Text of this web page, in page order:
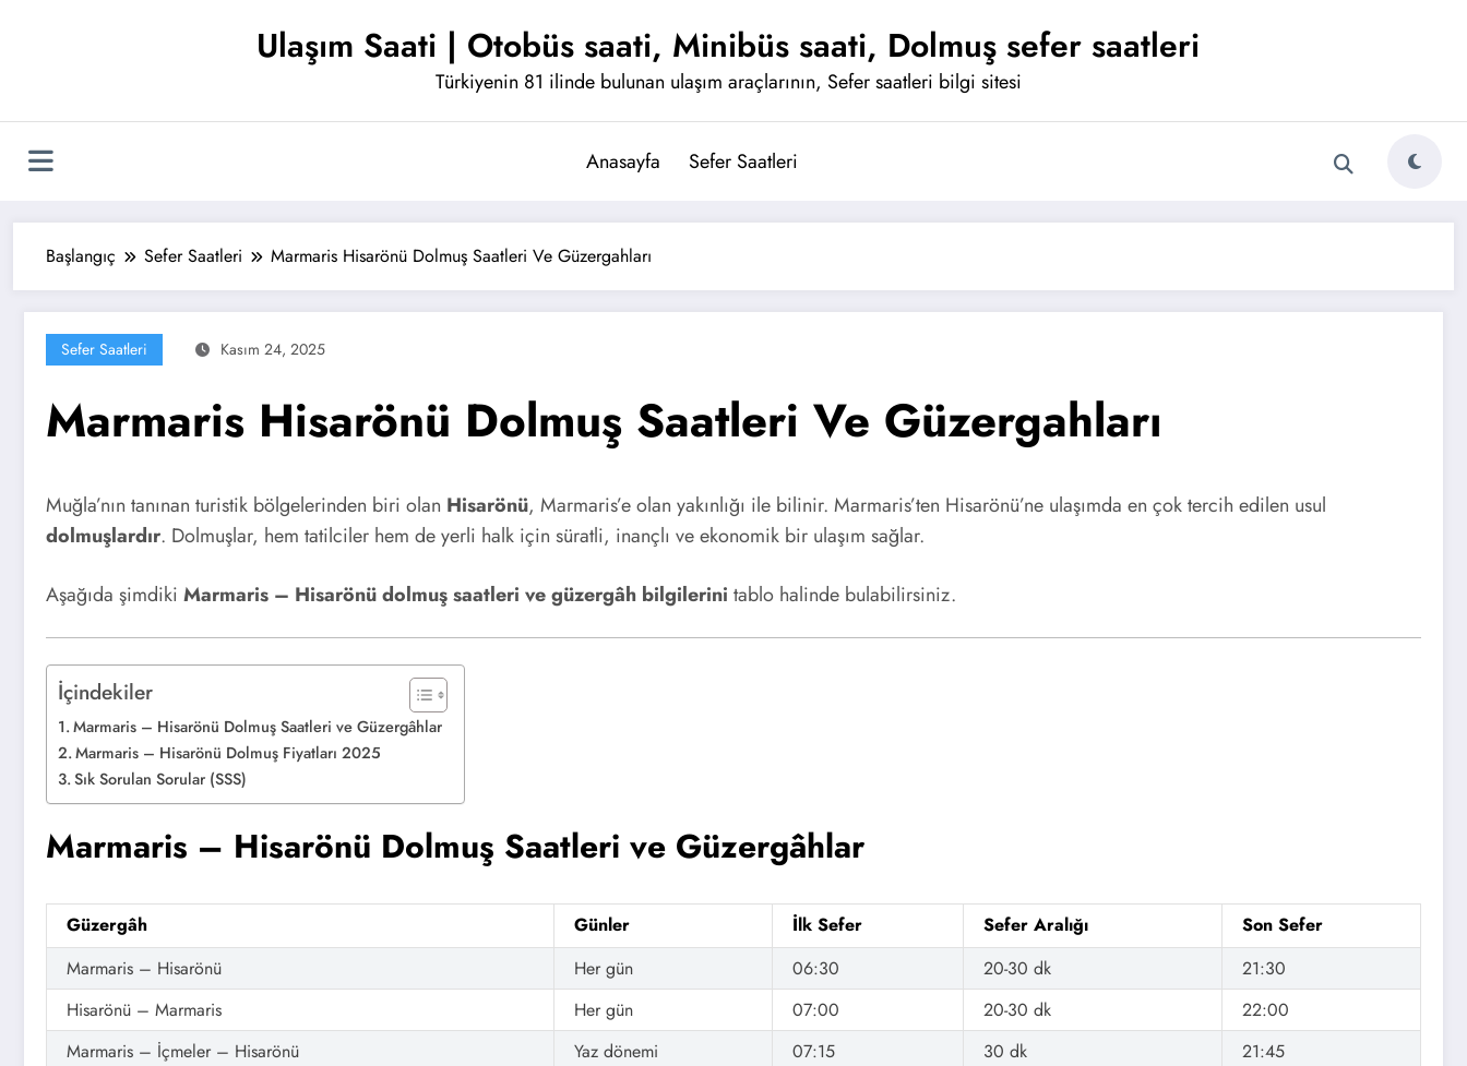
Ulaşım Saati | Otobüs saati, Minibüs saati, Dolmuş sefer saatleri
Türkiyenin 81 ilinde bulunan ulaşım araçlarının, Sefer saatleri bilgi sitesi
Anasayfa Sefer Saatleri
Başlangıç Sefer Saatleri Marmaris Hisarönü Dolmuş Saatleri Ve Güzergahları
Sefer Saatleri Kasım 24, 2025
Marmaris Hisarönü Dolmuş Saatleri Ve Güzergahları
Muğla’nın tanınan turistik bölgelerinden biri olan Hisarönü, Marmaris’e olan yakınlığı ile bilinir. Marmaris’ten Hisarönü’ne ulaşımda en çok tercih edilen usul
dolmuşlardır. Dolmuşlar, hem tatilciler hem de yerli halk için süratli, inançlı ve ekonomik bir ulaşım sağlar.
Aşağıda şimdiki Marmaris – Hisarönü dolmuş saatleri ve güzergâh bilgilerini tablo halinde bulabilirsiniz.
İçindekiler
Marmaris – Hisarönü Dolmuş Saatleri ve Güzergâhlar
Marmaris – Hisarönü Dolmuş Fiyatları 2025
Sık Sorulan Sorular (SSS)
Marmaris – Hisarönü Dolmuş Saatleri ve Güzergâhlar
Güzergâh Günler İlk Sefer Sefer Aralığı
Son Sefer
Marmaris – Hisarönü
Her gün 06:30 20-30 dk
21:30
Hisarönü – Marmaris
Her gün 07:00 20-30 dk
22:00
Marmaris – İçmeler – Hisarönü
Yaz dönemi 07:15 30 dk
21:45